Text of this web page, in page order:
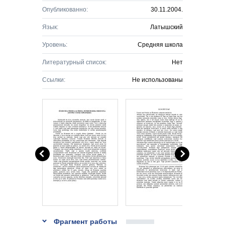
Опубликованно: 30.11.2004.
Язык: Латышский
Уровень: Средняя школа
Литературный список: Нет
Ссылки: Не использованы
Фрагмент работы